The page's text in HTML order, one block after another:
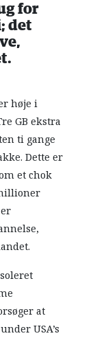
for
det
høje i
GB ekstra
ti gange
Dette er
et chok
at
USA’s